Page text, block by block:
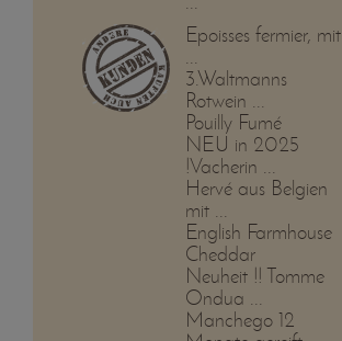
Epoisses fermier, mit
...
3.Waltmanns
Rotwein ...
Pouilly Fumé
NEU in 2025
!Vacherin ...
Hervé aus Belgien
mit ...
English Farmhouse
Cheddar
Neuheit !! Tomme
Ondua ...
Manchego 12